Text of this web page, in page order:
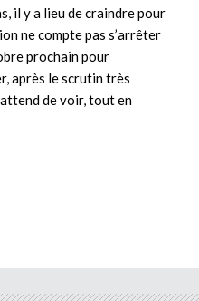
il y a lieu de craindre pour
ne compte pas s’arrêter
prochain pour
après le scrutin très
de voir, tout en